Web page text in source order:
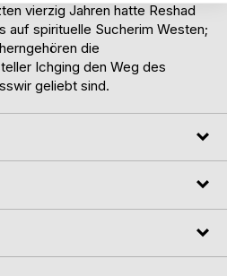
vierzig Jahren hatte Reshad
auf spirituelle Sucherim Westen;
die
Ichging den Weg des
geliebt sind.